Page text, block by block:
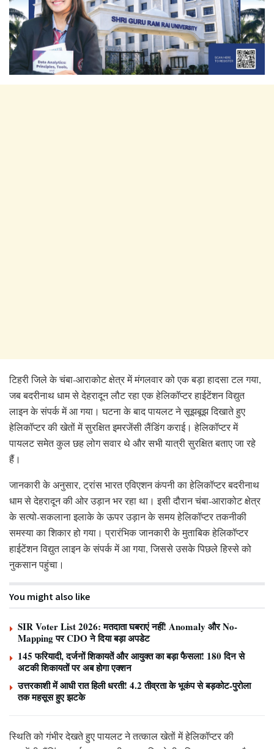
टिहरी जिले के चंबा-आराकोट क्षेत्र में मंगलवार को एक बड़ा हादसा टल गया,
जब बदरीनाथ धाम से देहरादून लौट रहा एक हेलिकॉप्टर हाईटेंशन विद्युत
लाइन के संपर्क में आ गया। घटना के बाद पायलट ने सूझबूझ दिखाते हुए
हेलिकॉप्टर की खेतों में सुरक्षित इमरजेंसी लैंडिंग कराई। हेलिकॉप्टर में
पायलट समेत कुल छह लोग सवार थे और सभी यात्री सुरक्षित बताए जा रहे
हैं।
जानकारी के अनुसार, ट्रांस भारत एविएशन कंपनी का हेलिकॉप्टर बदरीनाथ
धाम से देहरादून की ओर उड़ान भर रहा था। इसी दौरान चंबा-आराकोट क्षेत्र
के सत्यो-सकलाना इलाके के ऊपर उड़ान के समय हेलिकॉप्टर तकनीकी
समस्या का शिकार हो गया। प्रारंभिक जानकारी के मुताबिक हेलिकॉप्टर
हाईटेंशन विद्युत लाइन के संपर्क में आ गया, जिससे उसके पिछले हिस्से को
नुकसान पहुंचा।
You might also like
SIR Voter List 2026: मतदाता घबराएं नहीं! Anomaly और No-
Mapping पर CDO ने दिया बड़ा अपडेट
145 फरियादी, दर्जनों शिकायतें और आयुक्त का बड़ा फैसला! 180 दिन से
अटकी शिकायतों पर अब होगा एक्शन
उत्तरकाशी में आधी रात हिली धरती! 4.2 तीव्रता के भूकंप से बड़कोट-पुरोला
तक महसूस हुए झटके
स्थिति को गंभीर देखते हुए पायलट ने तत्काल खेतों में हेलिकॉप्टर की